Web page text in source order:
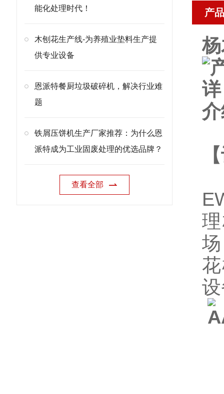
能化处理时代！
木刨花生产线-为养殖业垫料生产提
供专业设备
恩派特餐厨垃圾破碎机，解决行业难
题
铁屑压饼机生产厂家推荐：为什么恩
派特成为工业固废处理的优选品牌？
查看全部
产